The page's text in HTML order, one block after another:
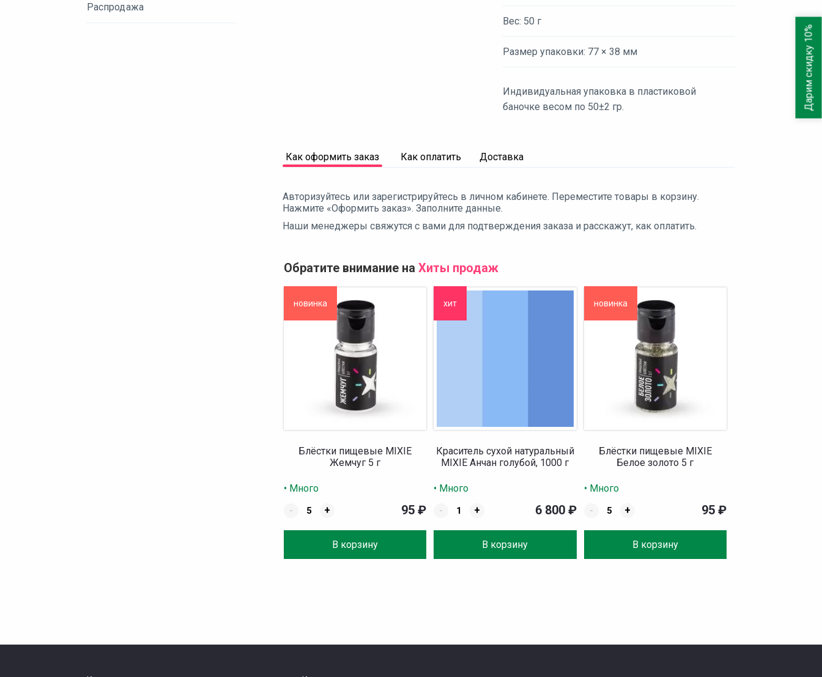
Распродажа
Вес: 50 г
Размер упаковки: 77 × 38 мм
Индивидуальная упаковка в пластиковой
баночке весом по 50±2 гр.
Как оформить заказ Как оплатить Доставка
Авторизуйтесь или зарегистрируйтесь в личном кабинете. Переместите товары в корзину.
Нажмите «Оформить заказ». Заполните данные.
Наши менеджеры свяжутся с вами для подтверждения заказа и расскажут, как оплатить.
Обратите внимание на Хиты продаж
новинка
Блёстки пищевые MIXIE
Жемчуг 5 г
• Много
-
+
В корзину
95₽
хит
Краситель сухой натуральный
MIXIE Анчан голубой, 1000 г
• Много
-
+
В корзину
6 800 ₽
новинка
Блёстки пищевые MIXIE
Белое золото 5 г
• Много
-
+
В корзину
95 ₽
Дарим скидку 10%